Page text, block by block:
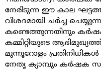
നേരിടുന്ന ഈ കാല
വിശദമായി ചർച്ച
കണ്ടെത്തുന്നതിനും
കമ്മിറ്റിയുടെ
മുന്നൂറോളം
നേതൃ ക്യാമ്പും കർഷക